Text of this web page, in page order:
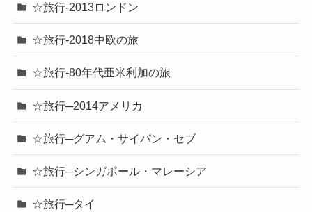
☆旅行-2013ロンドン
☆旅行-2018中欧の旅
☆旅行-80年代亜米利加の旅
☆旅行─2014アメリカ
☆旅行─グアム・サイパン・セブ
☆旅行─シンガポール・マレーシア
☆旅行─タイ